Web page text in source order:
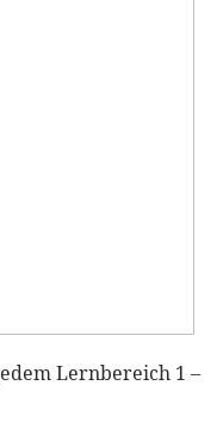
Lernbereich 1 –